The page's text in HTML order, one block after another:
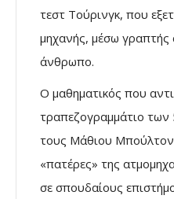
τεστ Τούρινγκ, που
μηχανής, μέσω γραπτής
άνθρωπο.
Ο μαθηματικός που
τραπεζογραμμάτιο των
τους Μάθιου Μπούλτον
«πατέρες» της
σε σπουδαίους